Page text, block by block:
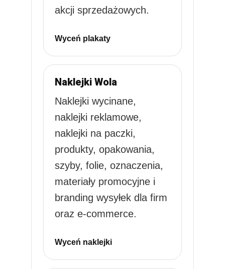
akcji sprzedażowych.
Wyceń plakaty
Naklejki Wola
Naklejki wycinane,
naklejki reklamowe,
naklejki na paczki,
produkty, opakowania,
szyby, folie, oznaczenia,
materiały promocyjne i
branding wysyłek dla firm
oraz e-commerce.
Wyceń naklejki